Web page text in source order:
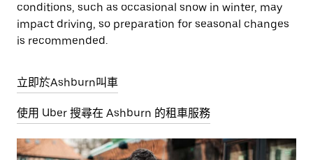
conditions, such as occasional snow in winter, may
impact driving, so preparation for seasonal changes
is recommended.
立即於Ashburn叫車
使用 Uber 搜尋在 Ashburn 的租車服務